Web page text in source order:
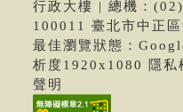
行政大樓 | 總機：
100011 臺北市中正
最佳瀏覽狀態：
析度1920x1080 隱私
聲明